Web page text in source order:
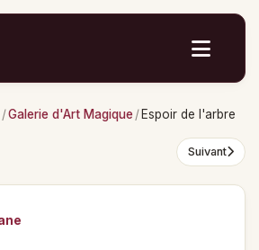
/Galerie d'Art Magique/ Espoir de l'arbre
Suivant